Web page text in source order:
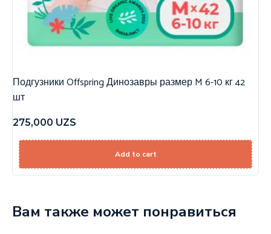
Подгузники Offspring Динозавры размер M 6-10 кг 42
шт
275,000 UZS
Add to cart
Вам также может понравиться